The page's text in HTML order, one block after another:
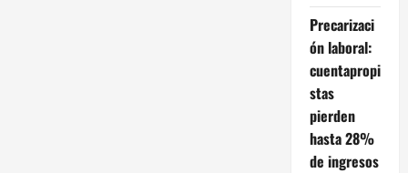
Precarizaci
ón laboral:
cuentapropi
stas
pierden
hasta 28%
de ingresos